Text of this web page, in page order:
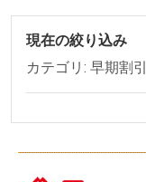
現在の絞り込み
カテゴリ: 早期割引